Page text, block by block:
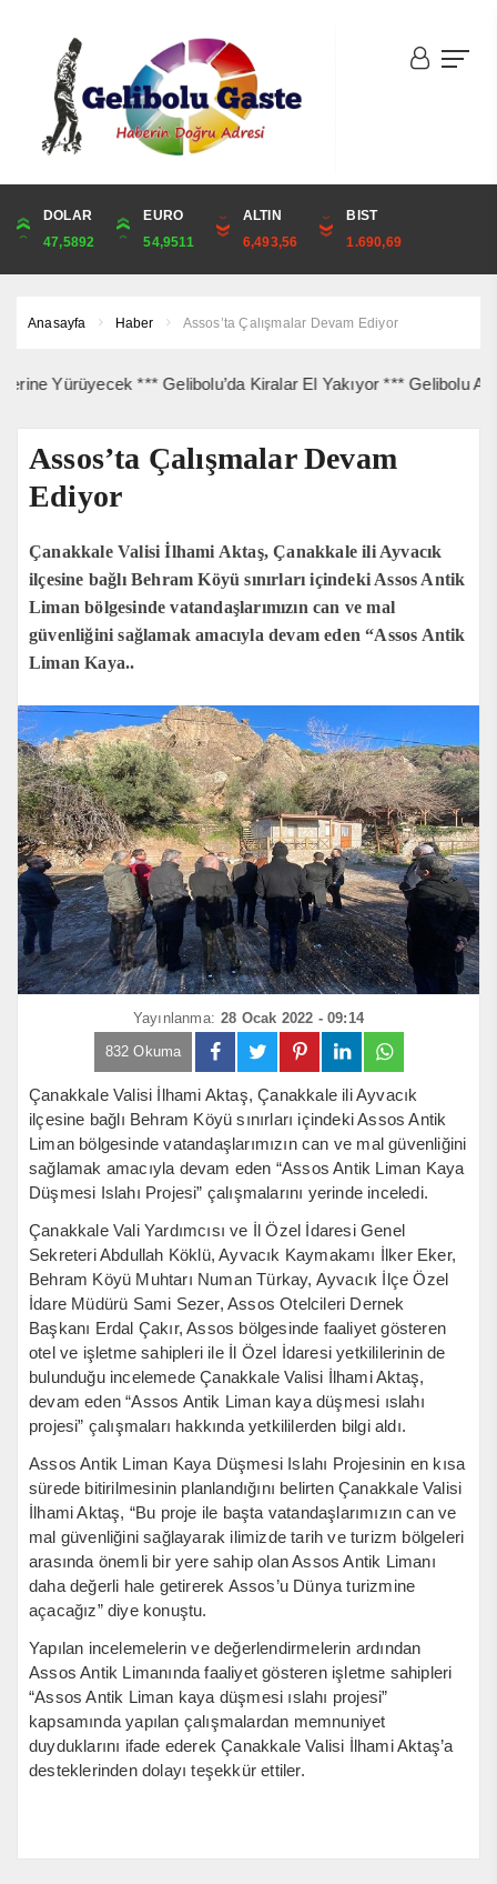
DOLAR
47,5892
EURO
54,9511
ALTIN
6,493,56
BIST
1.690,69
ONS
4,243,44
ALTIN
6,493,56
ÇEYREK
10,616,97
CUMHURİYET
43,869,00
Anasayfa Haber Assos’ta Çalışmalar Devam Ediyor
*** Gelibolu’da Kiralar El Yakıyor *** Gelibolu
Assos’ta Çalışmalar Devam
Ediyor
Çanakkale Valisi İlhami Aktaş, Çanakkale ili Ayvacık
ilçesine bağlı Behram Köyü sınırları içindeki Assos Antik
Liman bölgesinde vatandaşlarımızın can ve mal
güvenliğini sağlamak amacıyla devam eden “Assos Antik
Liman Kaya..
Yayınlanma: 28 Ocak 2022 - 09:14
832 Okuma
Çanakkale Valisi İlhami Aktaş, Çanakkale ili Ayvacık
ilçesine bağlı Behram Köyü sınırları içindeki Assos Antik
Liman bölgesinde vatandaşlarımızın can ve mal güvenliğini
sağlamak amacıyla devam eden “Assos Antik Liman Kaya
Düşmesi Islahı Projesi” çalışmalarını yerinde inceledi.
Çanakkale Vali Yardımcısı ve İl Özel İdaresi Genel
Sekreteri Abdullah Köklü, Ayvacık Kaymakamı İlker Eker,
Behram Köyü Muhtarı Numan Türkay, Ayvacık İlçe Özel
İdare Müdürü Sami Sezer, Assos Otelcileri Dernek
Başkanı Erdal Çakır, Assos bölgesinde faaliyet gösteren
otel ve işletme sahipleri ile İl Özel İdaresi yetkililerinin de
bulunduğu incelemede Çanakkale Valisi İlhami Aktaş,
devam eden “Assos Antik Liman kaya düşmesi ıslahı
projesi” çalışmaları hakkında yetkililerden bilgi aldı.
Assos Antik Liman Kaya Düşmesi Islahı Projesinin en kısa
sürede bitirilmesinin planlandığını belirten Çanakkale Valisi
İlhami Aktaş, “Bu proje ile başta vatandaşlarımızın can ve
mal güvenliğini sağlayarak ilimizde tarih ve turizm bölgeleri
arasında önemli bir yere sahip olan Assos Antik Limanı
daha değerli hale getirerek Assos’u Dünya turizmine
açacağız” diye konuştu.
Yapılan incelemelerin ve değerlendirmelerin ardından
Assos Antik Limanında faaliyet gösteren işletme sahipleri
“Assos Antik Liman kaya düşmesi ıslahı projesi”
kapsamında yapılan çalışmalardan memnuniyet
duyduklarını ifade ederek Çanakkale Valisi İlhami Aktaş’a
desteklerinden dolayı teşekkür ettiler.